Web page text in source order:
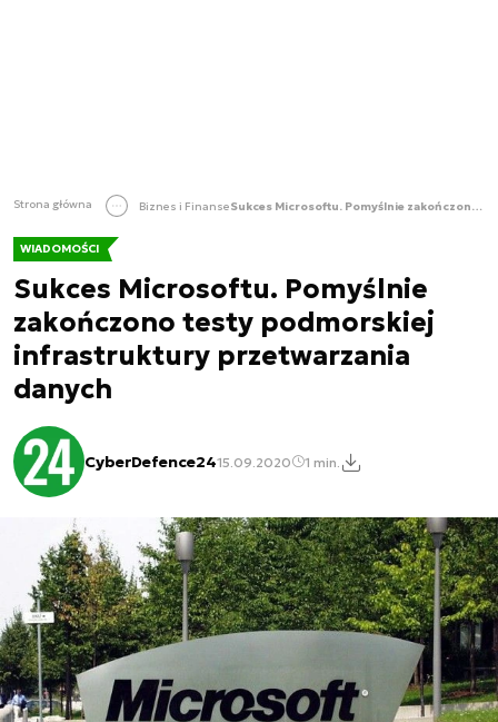
Strona główna Biznes i Finanse Sukces Microsoftu. Pomyślnie zakończono testy podmorskiej infrastruktury przetwarzania danych
WIADOMOŚCI
Sukces Microsoftu. Pomyślnie
zakończono testy podmorskiej
infrastruktury przetwarzania
danych
CyberDefence2415.09.2020 1 min.